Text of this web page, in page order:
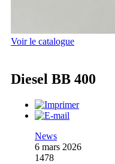
Voir le catalogue
Diesel BB 400
News
6 mars 2026
1478